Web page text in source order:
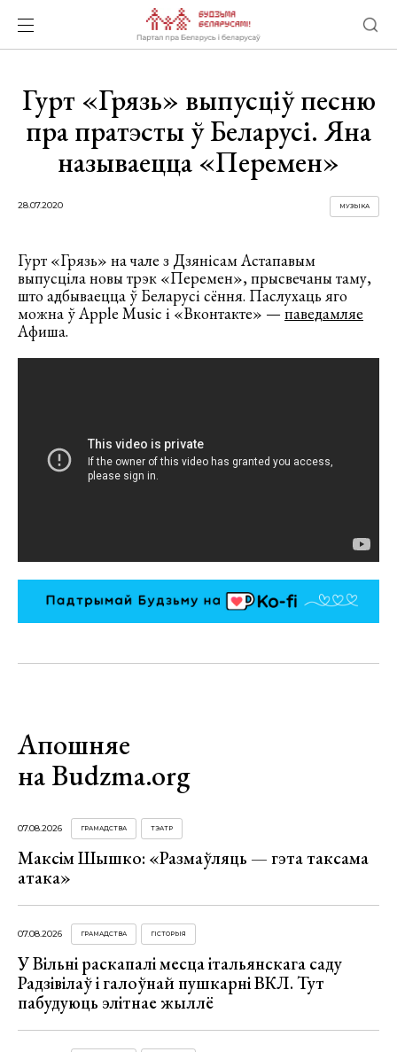
Гурт «Грязь» выпусціў песню
пра пратэсты ў Беларусі. Яна
называецца «Перемен»
28.07.2020 МУЗЫКА
Гурт «Грязь» на чале з Дзянісам Астапавым
выпусціла новы трэк «Перемен», прысвечаны таму,
што адбываецца ў Беларусі сёння. Паслухаць яго
можна ў Apple Music і «Вконтакте» —паведамляе
Афиша.
Апошняе
на Budzma.org
07.08.2026 ГРАМАДСТВА ТЭАТР
Максім Шышко: «Размаўляць — гэта таксама
атака»
07.08.2026 ГРАМАДСТВА ГІСТОРЫЯ
У Вільні раскапалі месца італьянскага саду
Радзівілаў і галоўнай пушкарні ВКЛ. Тут
пабудуюць элітнае жыллё